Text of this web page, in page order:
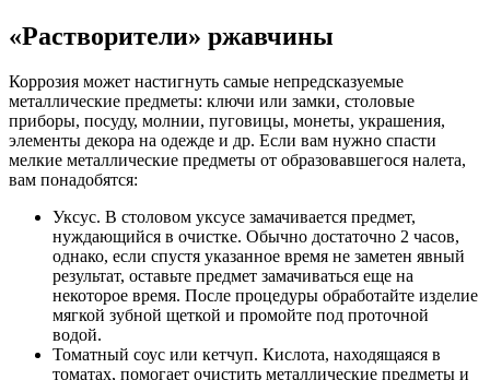
«Растворители» ржавчины
Коррозия может настигнуть самые непредсказуемые
металлические предметы: ключи или замки, столовые
приборы, посуду, молнии, пуговицы, монеты, украшения,
элементы декора на одежде и др. Если вам нужно спасти
мелкие металлические предметы от образовавшегося налета,
вам понадобятся:
Уксус. В столовом уксусе замачивается предмет,
нуждающийся в очистке. Обычно достаточно 2 часов,
однако, если спустя указанное время не заметен явный
результат, оставьте предмет замачиваться еще на
некоторое время. После процедуры обработайте изделие
мягкой зубной щеткой и промойте под проточной
водой.
Томатный соус или кетчуп. Кислота, находящаяся в
томатах, помогает очистить металлические предметы и